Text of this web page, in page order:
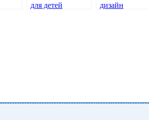
для детей
дизайн